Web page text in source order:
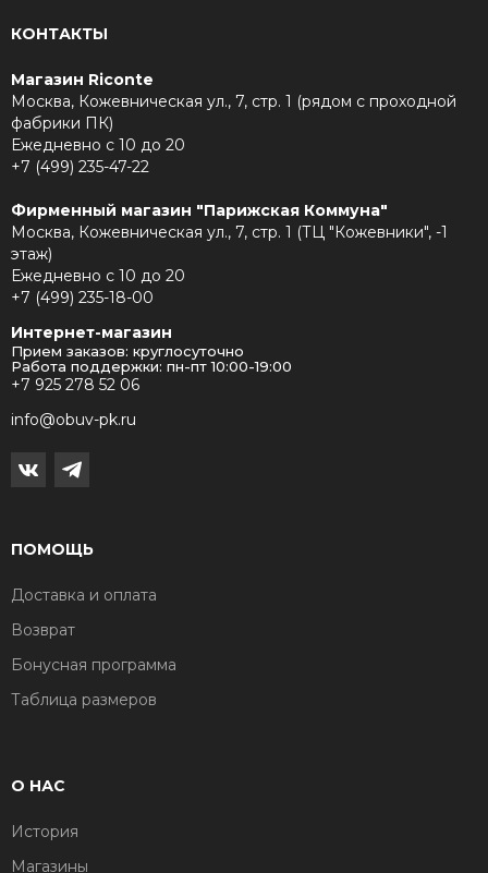
КОНТАКТЫ
Магазин Riconte
Москва, Кожевническая ул., 7, стр. 1 (рядом с проходной
фабрики ПК)
Ежедневно с 10 до 20
+7 (499) 235-47-22
Фирменный магазин "Парижская Коммуна"
Москва, Кожевническая ул., 7, стр. 1 (ТЦ "Кожевники", -1
этаж)
Ежедневно с 10 до 20
+7 (499) 235-18-00
Интернет-магазин
Прием заказов: круглосуточно
Работа поддержки: пн-пт 10:00-19:00
+7 925 278 52 06
info@obuv-pk.ru
ПОМОЩЬ
Доставка и оплата
Возврат
Бонусная программа
Таблица размеров
О НАС
История
Магазины